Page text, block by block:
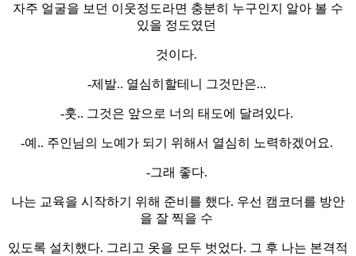
자주 얼굴을 보던 이웃정도라면 충분히 누구인지 알아 볼 수
있을 정도였던
것이다.
-제발.. 열심히할테니 그것만은...
-훗.. 그것은 앞으로 너의 태도에 달려있다.
-예.. 주인님의 노예가 되기 위해서 열심히 노력하겠어요.
-그래 좋다.
나는 교육을 시작하기 위해 준비를 했다. 우선 캠코더를 방안
을 잘 찍을 수
있도록 설치했다. 그리고 옷을 모두 벗었다. 그 후 나는 본격적